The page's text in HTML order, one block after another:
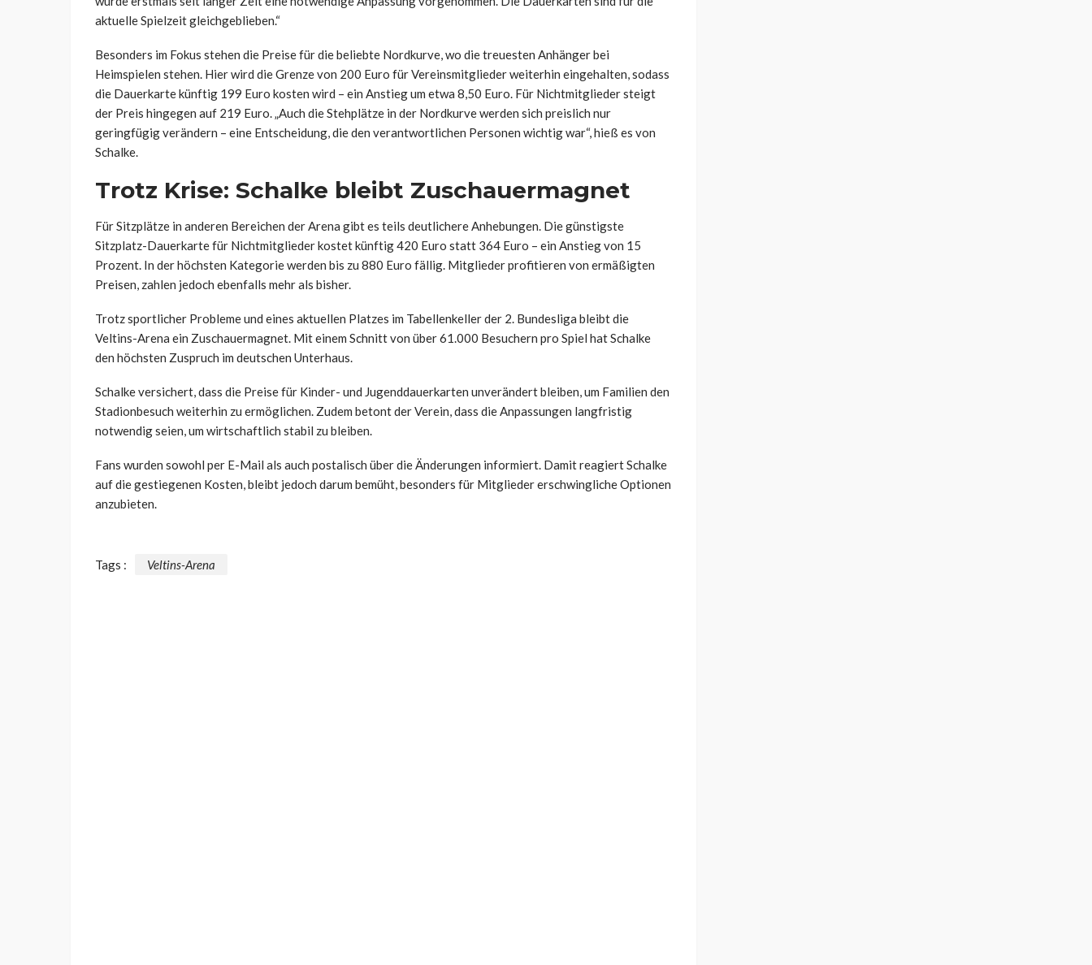
aktuelle Spielzeit gleichgeblieben.“
Besonders im Fokus stehen die Preise für die beliebte Nordkurve, wo die treuesten Anhänger bei
Heimspielen stehen. Hier wird die Grenze von 200 Euro für Vereinsmitglieder weiterhin eingehalten, sodass
die Dauerkarte künftig 199 Euro kosten wird – ein Anstieg um etwa 8,50 Euro. Für Nichtmitglieder steigt
der Preis hingegen auf 219 Euro. „Auch die Stehplätze in der Nordkurve werden sich preislich nur
geringfügig verändern – eine Entscheidung, die den verantwortlichen Personen wichtig war“, hieß es von
Schalke.
Trotz Krise: Schalke bleibt Zuschauermagnet
Für Sitzplätze in anderen Bereichen der Arena gibt es teils deutlichere Anhebungen. Die günstigste
Sitzplatz-Dauerkarte für Nichtmitglieder kostet künftig 420 Euro statt 364 Euro – ein Anstieg von 15
Prozent. In der höchsten Kategorie werden bis zu 880 Euro fällig. Mitglieder profitieren von ermäßigten
Preisen, zahlen jedoch ebenfalls mehr als bisher.
Trotz sportlicher Probleme und eines aktuellen Platzes im Tabellenkeller der 2. Bundesliga bleibt die
Veltins-Arena ein Zuschauermagnet. Mit einem Schnitt von über 61.000 Besuchern pro Spiel hat Schalke
den höchsten Zuspruch im deutschen Unterhaus.
Schalke versichert, dass die Preise für Kinder- und Jugenddauerkarten unverändert bleiben, um Familien den
Stadionbesuch weiterhin zu ermöglichen. Zudem betont der Verein, dass die Anpassungen langfristig
notwendig seien, um wirtschaftlich stabil zu bleiben.
Fans wurden sowohl per E-Mail als auch postalisch über die Änderungen informiert. Damit reagiert Schalke
auf die gestiegenen Kosten, bleibt jedoch darum bemüht, besonders für Mitglieder erschwingliche Optionen
anzubieten.
Tags : Veltins-Arena